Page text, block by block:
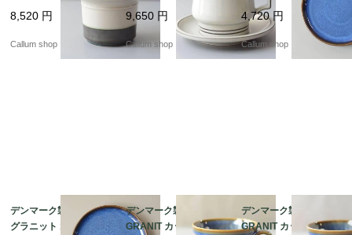
器 ティーマ B&G Bing
& Grondahl J.H.Quistg
aard 北欧ヴィンテージ
8,520 円
Callum shop
カップ＆ソーサー コロ
ンビア B&G Bing & Gr
ondahl J.H.Quistgaard
北欧ヴィンテージ アン
9,650 円
Callum shop
ート お皿 スーホルム G
RANIT 北欧食器 北欧雑
貨 ヴィンテージ アンテ
ィーク_it4596
4,720円
Callum shop
デンマーク製 SOHOLM
グラニット 18cm プレ
デンマーク製 SOHOLM
GRANIT カップ＆ソー
デンマーク製 SOHOLM
GRANIT カップ＆ソー